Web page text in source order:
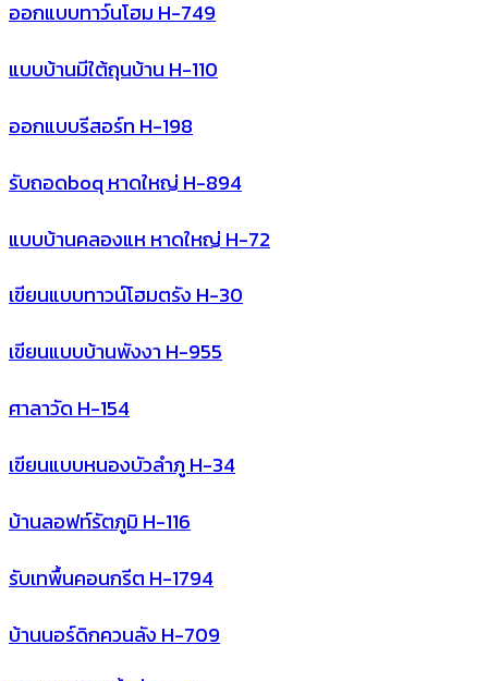
ออกแบบทาว์นโฮม H-749
แบบบ้านมีใต้ถุนบ้าน H-110
ออกแบบรีสอร์ท H-198
รับถอดboq หาดใหญ่ H-894
แบบบ้านคลองแห หาดใหญ่ H-72
เขียนแบบทาวน์โฮมตรัง H-30
เขียนแบบบ้านพังงา H-955
ศาลาวัด H-154
เขียนแบบหนองบัวลำภู H-34
บ้านลอฟท์รัตภูมิ H-116
รับเทพื้นคอนกรีต H-1794
บ้านนอร์ดิกควนลัง H-709